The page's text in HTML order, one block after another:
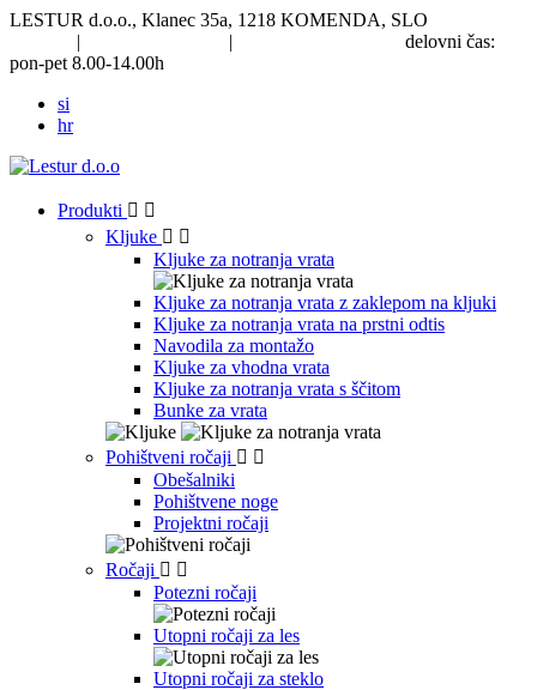
LESTUR d.o.o., Klanec 35a, 1218 KOMENDA, SLO
| |
delovni čas:
pon-pet 8.00-14.00h
si
hr
Produkti  
Kljuke  
Kljuke za notranja vrata
Kljuke za notranja vrata z zaklepom na kljuki
Kljuke za notranja vrata na prstni odtis
Navodila za montažo
Kljuke za vhodna vrata
Kljuke za notranja vrata s ščitom
Bunke za vrata
Pohištveni ročaji  
Obešalniki
Pohištvene noge
Projektni ročaji
Ročaji  
Potezni ročaji
Utopni ročaji za les
Utopni ročaji za steklo